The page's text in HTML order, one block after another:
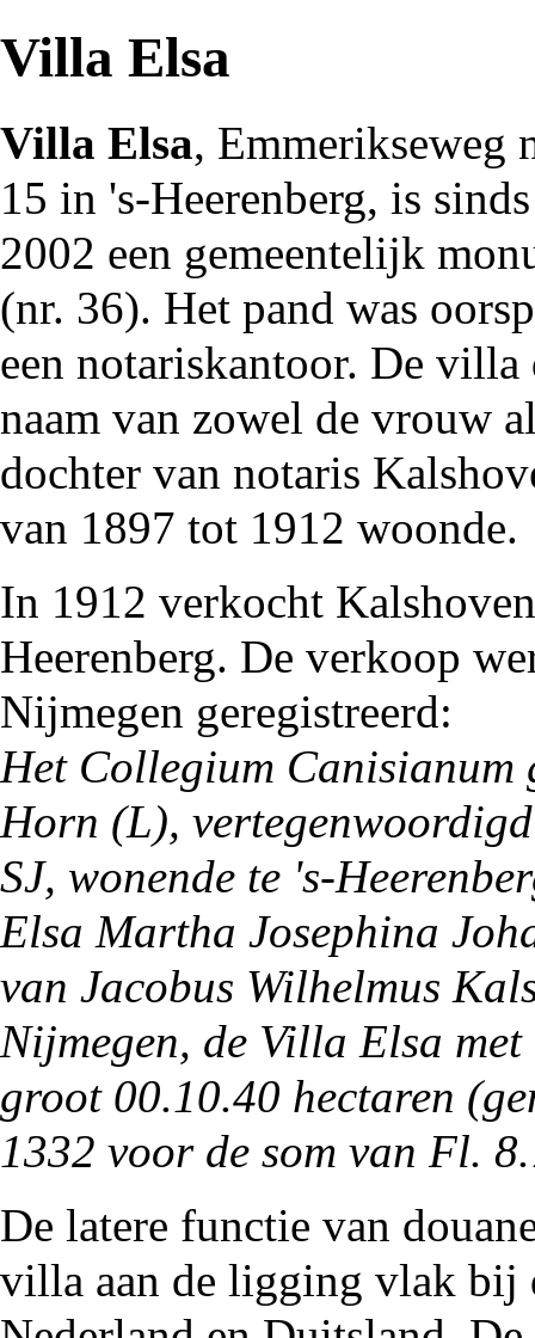
Villa Elsa
Villa Elsa, Emmerikseweg
15 in 's-Heerenberg, is
2002 een gemeentelijk
(nr. 36). Het pand was
een notariskantoor. De villa
naam van zowel de vrouw
dochter van notaris
van 1897 tot 1912 woonde.
In 1912 verkocht
Heerenberg. De verkoop
Nijmegen geregistreerd:
Het Collegium Canisianum
Horn (L),
SJ, wonende te 's-
Elsa Martha Josephina
van Jacobus Wilhelmus
Nijmegen, de Villa Elsa
groot 00.10.40 hectaren
1332 voor de som van Fl.
De latere functie van
villa aan de ligging vlak